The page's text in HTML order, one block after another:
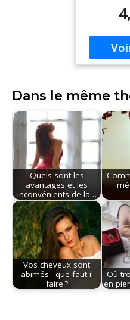
01,
Dans le même
Quels sont les
avantages et les
inconvénients de la…
Vos cheveux sont
abimés : que faut-il
faire ?
Où
en